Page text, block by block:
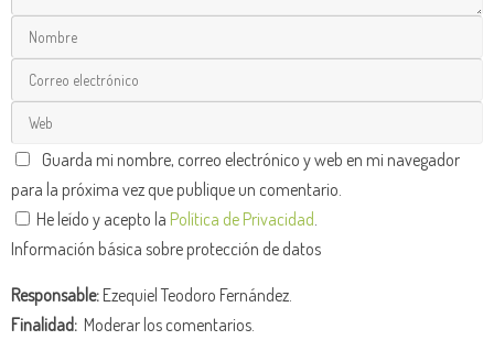
Guarda mi nombre, correo electrónico y web en mi navegador
para la próxima vez que publique un comentario.
He leído y acepto la Política de Privacidad
Información básica sobre protección de datos
Responsable:Ezequiel Teodoro Fernández.
Finalidad: Moderar los comentarios.